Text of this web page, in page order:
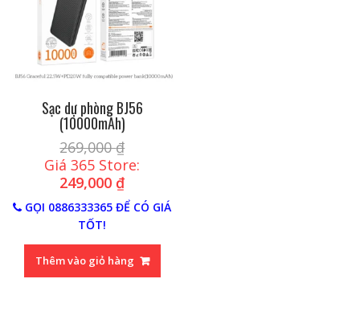
Sạc dự phòng BJ56
(10000mAh)
269,000₫
Giá 365 Store:
249,000 ₫
GỌI 0886333365 ĐỂ CÓ GIÁ
TỐT!
Thêm vào giỏ hàng